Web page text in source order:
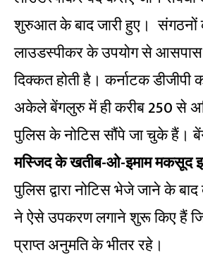
शुरुआत के बाद जारी हुए। संगठनों
लाउडस्पीकर के उपयोग से आसपास
दिक्कत होती है। कर्नाटक डीजीपी
अकेले बेंगलुरु में ही करीब 250 से
पुलिस के नोटिस सौंपे जा चुके हैं।
मस्जिद के खतीब-ओ-इमाम मकसूद
पुलिस द्वारा नोटिस भेजे जाने के
ने ऐसे उपकरण लगाने शुरू किए हैं
प्राप्त अनुमति के भीतर रहे।